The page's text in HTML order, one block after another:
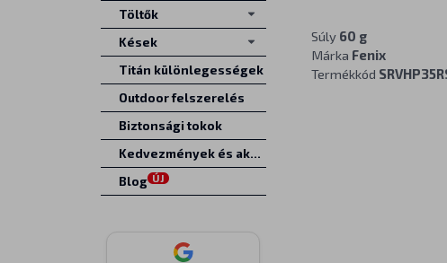
Súly 60 g
Márka Fenix
Termékkód
Töltők
Kések
Titán különlegességek
Outdoor felszerelés
Biztonsági tokok
Kedvezmények és akciók
Blog ÚJ